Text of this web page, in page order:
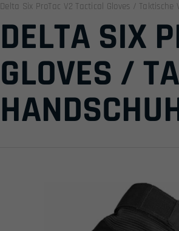
Delta Six ProTac V2 Tactical Gloves /
DELTA SIX
GLOVES /